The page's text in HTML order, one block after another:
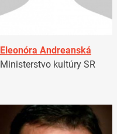
Eleonóra Andreanská
Ministerstvo kultúry SR